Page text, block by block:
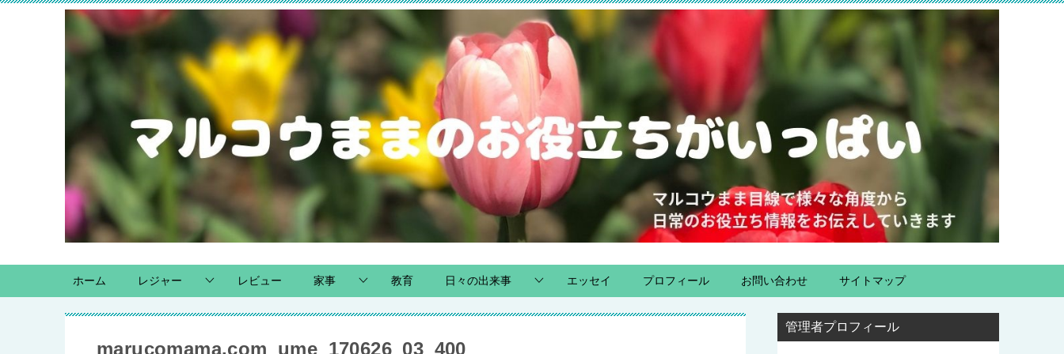
ホーム レジャー レビュー 家事 教育 日々の出来事 エッセイ プロフィール お問い合わせ サイトマップ
marucomama.com_ume_170626_03_400
管理者プロフィール